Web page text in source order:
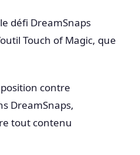
défi DreamSnaps
Touch of Magic, que
contre
DreamSnaps,
tout contenu